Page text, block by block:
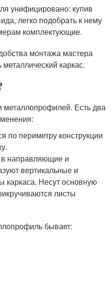
унифицировано: купив
легко подобрать к нему
комплектующие.
монтажа мастера
каркас.
металлопрофилей. Есть два
по периметру конструкции
направляющие и
вертикальные и
каркаса. Несут основную
листы
бывает: